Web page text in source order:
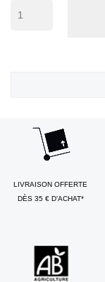
LIVRAISON OFFERTE
DÈS 35 € D'ACHAT*